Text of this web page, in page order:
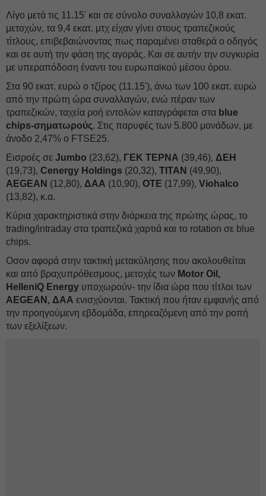
Λίγο μετά τις 11.15' και σε σύνολο συναλλαγών 10,8 εκατ.
μετοχών, τα 9,4 εκατ. μτχ είχαν γίνει στους τραπεζικούς
τίτλους, επιβεβαιώνοντας πως παραμένει σταθερά ο οδηγός
και σε αυτή την φάση της αγοράς. Και σε αυτήν την συγκυρία
με υπεραπόδοση έναντι του ευρωπαϊκού μέσου όρου.
Στα 90 εκατ. ευρώ ο τζίρος (11.15'), άνω των 100 εκατ. ευρώ
από την πρώτη ώρα συναλλαγών, ενώ πέραν των
τραπεζικών, ταχεία ροή εντολών καταγράφεται στα blue
chips-σηματωρούς. Στις παρυφές των 5.800 μονάδων, με
άνοδο 2,47% ο FTSE25.
Εισροές σε Jumbo (23,62), ΓΕΚ ΤΕΡΝΑ (39,46), ΔΕΗ
(19,73), Cenergy Holdings (20,32), TITAN (49,90),
AEGEAN (12,80), ΔΑΑ (10,90), ΟΤΕ (17,99), Viohalco
(13,82), κ.α.
Κύρια χαρακτηριστικά στην διάρκεια της πρώτης ώρας, το
trading/intraday στα τραπεζικά χαρτιά και το rotation σε blue
chips.
Οσον αφορά στην τακτική μετακύλησης που ακολουθείται
και από βραχυπρόθεσμους, μετοχές των Motor Oil,
HelleniQ Energy υποχωρούν- την ίδια ώρα που τίτλοι των
AEGEAN, ΔΑΑ ενισχύονται. Τακτική που ήταν εμφανής από
την προηγούμενη εβδομάδα, επηρεαζόμενη από την ροπή
των εξελίξεων.